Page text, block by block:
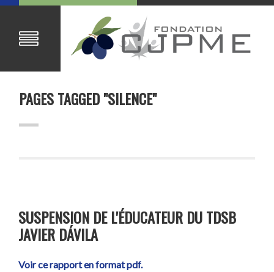
PAGES TAGGED "SILENCE"
SUSPENSION DE L'ÉDUCATEUR DU TDSB
JAVIER DÁVILA
Voir ce rapport en format pdf.